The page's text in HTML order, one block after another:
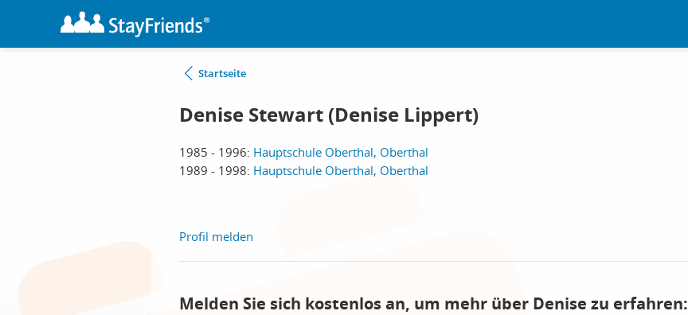
Startseite
Denise Stewart (Denise Lippert)
1985 - 1996: Hauptschule Oberthal, Oberthal
1989 - 1998: Hauptschule Oberthal, Oberthal
Profil melden
Melden Sie sich kostenlos an, um mehr über Denise zu erfahren: